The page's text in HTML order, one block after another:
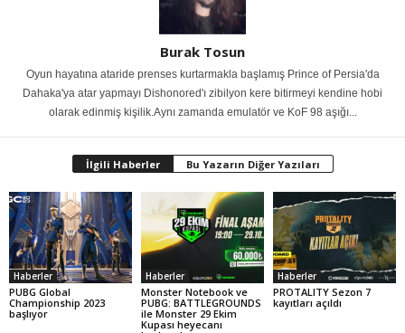
Burak Tosun
Oyun hayatına ataride prenses kurtarmakla başlamış Prince of Persia'da
Dahaka'ya atar yapmayı Dishonored'ı zibilyon kere bitirmeyi kendine hobi
olarak edinmiş kişilik.Aynı zamanda emulatör ve KoF 98 aşığı...
İlgili Haberler Bu Yazarın Diğer Yazıları
Haberler
PUBG Global
Championship 2023
başlıyor
Haberler
Monster Notebook ve
PUBG: BATTLEGROUNDS
ile Monster 29 Ekim
Kupası heyecanı
Haberler
PROTALITY Sezon 7
kayıtları açıldı